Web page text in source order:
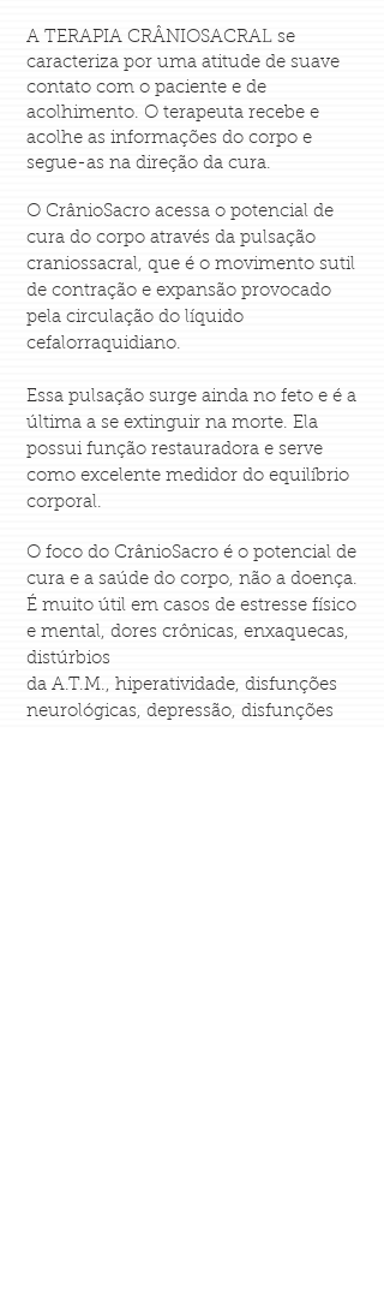
A TERAPIA CRÂNIOSACRAL se
caracteriza por uma atitude de suave
contato com o paciente e de
acolhimento. O terapeuta recebe e
acolhe as informações do corpo e
segue-as na direção da cura.
O CrânioSacro acessa o potencial de
cura do corpo através da pulsação
craniossacral, que é o movimento sutil
de contração e expansão provocado
pela circulação do líquido
cefalorraquidiano.
Essa pulsação surge ainda no feto e é a
última a se extinguir na morte. Ela
possui função restauradora e serve
como excelente medidor do equilíbrio
corporal.
O foco do CrânioSacro é o potencial de
cura e a saúde do corpo, não a doença.
É muito útil em casos de estresse físico
e mental, dores crônicas, enxaquecas,
distúrbios
da A.T.M., hiperatividade, disfunções
neurológicas, depressão, disfunções